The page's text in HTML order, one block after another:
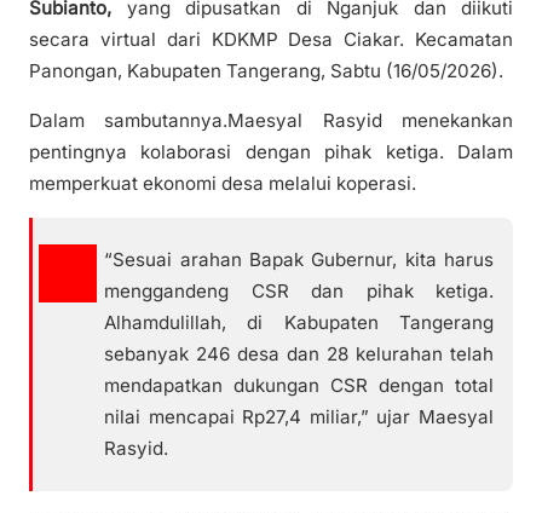
Subianto, yang dipusatkan di Nganjuk dan diikuti
secara virtual dari KDKMP Desa Ciakar. Kecamatan
Panongan, Kabupaten Tangerang, Sabtu (16/05/2026).
Dalam sambutannya.Maesyal Rasyid menekankan
pentingnya kolaborasi dengan pihak ketiga. Dalam
memperkuat ekonomi desa melalui koperasi.
“Sesuai arahan Bapak Gubernur, kita harus
menggandeng CSR dan pihak ketiga.
Alhamdulillah, di Kabupaten Tangerang
sebanyak 246 desa dan 28 kelurahan telah
mendapatkan dukungan CSR dengan total
nilai mencapai Rp27,4 miliar,” ujar Maesyal
Rasyid.